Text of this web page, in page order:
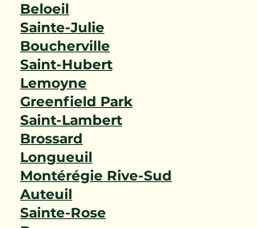
Beloeil
Sainte-Julie
Boucherville
Saint-Hubert
Lemoyne
Greenfield Park
Saint-Lambert
Brossard
Longueuil
Montérégie Rive-Sud
Auteuil
Sainte-Rose